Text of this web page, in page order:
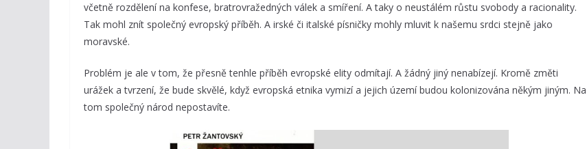
včetně rozdělení na konfese, bratrovražedných válek a smíření. A taky o neustálém růstu svobody a racionality.
Tak mohl znít společný evropský příběh. A irské či italské písničky mohly mluvit k našemu srdci stejně jako
moravské.
Problém je ale v tom, že přesně tenhle příběh evropské elity odmítají. A žádný jiný nenabízejí. Kromě změti
urážek a tvrzení, že bude skvělé, když evropská etnika vymizí a jejich území budou kolonizována někým jiným. Na
tom společný národ nepostavíte.